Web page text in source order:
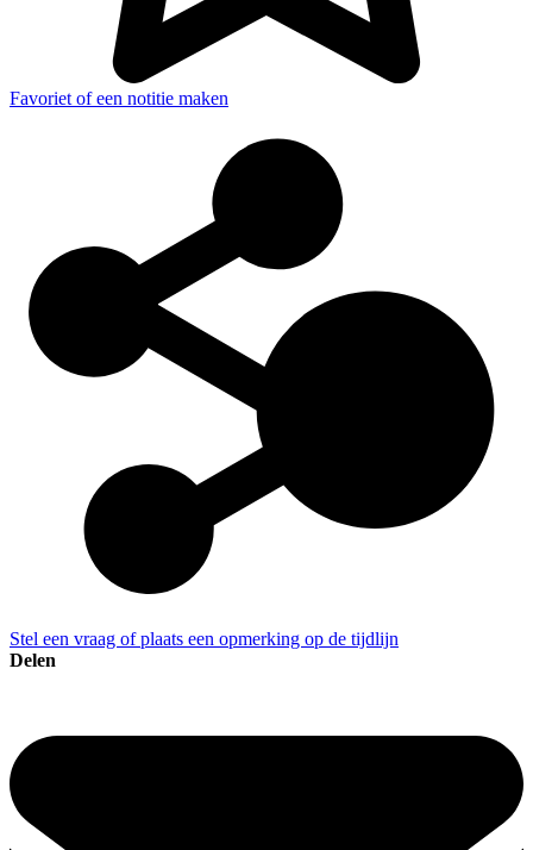
Favoriet of een notitie maken
Stel een vraag of plaats een opmerking op de tijdlijn
Delen